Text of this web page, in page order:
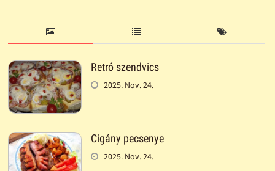
Retró szendvics
2025. Nov. 24.
Cigány pecsenye
2025. Nov. 24.